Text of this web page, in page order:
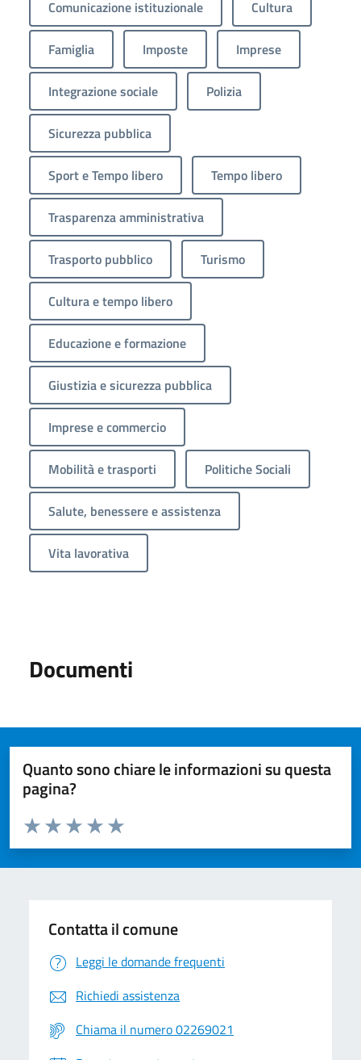
Comunicazione istituzionale Cultura
Famiglia Imposte Imprese
Integrazione sociale Polizia
Sicurezza pubblica
Sport e Tempo libero Tempo libero
Trasparenza amministrativa
Trasporto pubblico Turismo
Cultura e tempo libero
Educazione e formazione
Giustizia e sicurezza pubblica
Imprese e commercio
Mobilità e trasporti Politiche Sociali
Salute, benessere e assistenza
Vita lavorativa
Documenti
Quanto sono chiare le informazioni su questa
pagina?
Valuta da 1 a 5 stelle la pagina
Valuta 5 stelle su 5
Valuta 4 stelle su 5
Valuta 3 stelle su 5
Valuta 2 stelle su 5
Valuta 1 stelle su 5
Contatta il comune
Leggi le domande frequenti
Richiedi assistenza
Chiama il numero 02269021